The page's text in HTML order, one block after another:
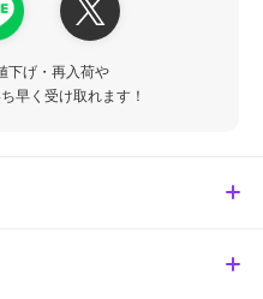
下げ・再入荷や
早く受け取れます！